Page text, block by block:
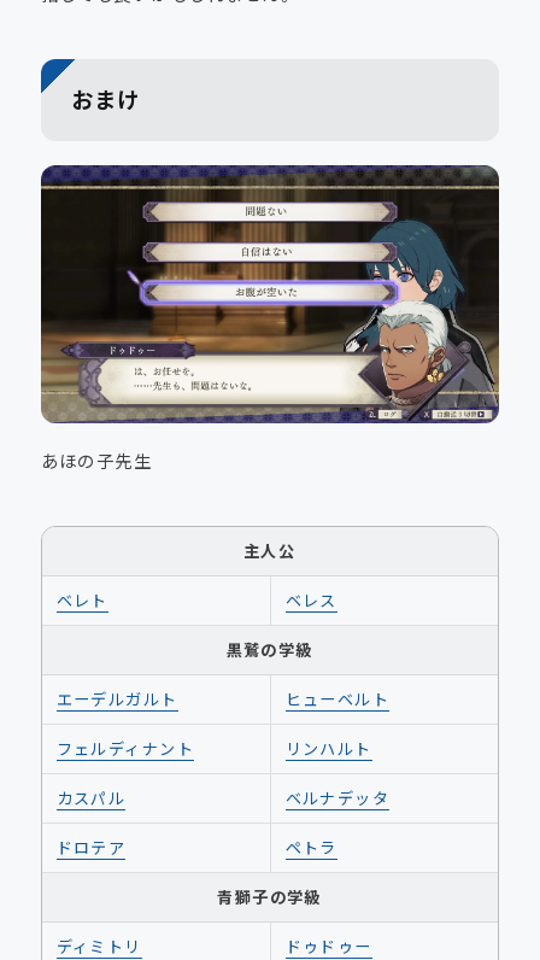
おまけ
あほの子先生
主人公
ベレト ベレス
黒鷲の学級
エーデルガルト ヒューベルト
フェルディナント リンハルト
カスパル ベルナデッタ
ドロテア ペトラ
青獅子の学級
ディミトリ ドゥドゥー